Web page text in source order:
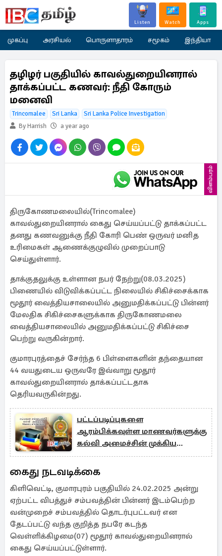
Listen Watch Apps
முகப்பு அரசியல் பொருளாதாரம் சமூகம் இந்தியா
தழிழர் பகுதியில் காவல்துறையினரால்
தாக்கப்பட்ட கணவர்: நீதி கோரும்
மனைவி
Trincomalee Sri Lanka
Sri Lanka Police Investigation
By Harrish
a year ago
விளம்பரம்
திருகோணமலையில்(Trincomalee)
காவல்துறையினரால் கைது செய்யப்பட்டு தாக்கப்பட்ட
தனது கணவனுக்கு நீதி கோரி பெண் ஒருவர் மனித
உரிமைகள் ஆணைக்குழுவில் முறைப்பாடு
செய்துள்ளார்.
தாக்குதலுக்கு உள்ளான நபர் நேற்று(08.03.2025)
பிணையில் விடுவிக்கப்பட்ட நிலையில் சிகிச்சைக்காக
மூதூர் வைத்தியசாலையில் அனுமதிக்கப்பட்டு பின்னர்
மேலதிக சிகிச்சைகளுக்காக திருகோணமலை
வைத்தியசாலையில் அனுமதிக்கப்பட்டு சிகிச்சை
பெற்று வருகின்றார்.
குமாரபுரத்தைச் சேர்ந்த 6 பிள்ளைகளின் தந்தையான
44 வயதுடைய ஒருவரே இவ்வாறு மூதூர்
காவல்துறையினரால் தாக்கப்பட்டதாக
தெரியவருகின்றது.
பட்டப்படிப்புகளை
ஆரம்பிக்கவுள்ள மாணவர்களுக்கு
கல்வி அமைச்சின் முக்கிய
அறிவிப்பு
கைது நடவடிக்கை
கிளிவெட்டி, குமாரபுரம் பகுதியில் 24.02.2025 அன்று
ஏற்பட்ட விபத்துச் சம்பவத்தின் பின்னர் இடம்பெற்ற
வன்முறைச் சம்பவத்தில் தொடர்புபட்டவர் என
தேடப்பட்டு வந்த குறித்த நபரே கடந்த
வெள்ளிக்கிழமை(07) மூதூர் காவல்துறையினரால்
கைது செய்யப்பட்டுள்ளார்.